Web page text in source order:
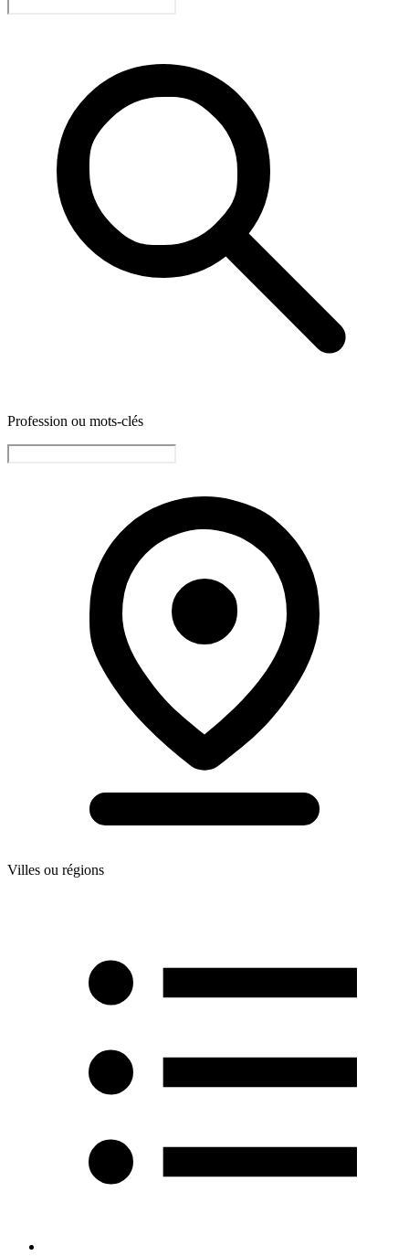
Profession ou mots-clés
Villes ou régions